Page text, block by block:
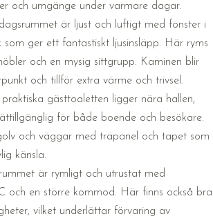
och umgänge under varmare dagar.
är ljust och luftigt med fönster i
som ger ett fantastiskt ljusinsläpp. Här ryms
och en mysig sittgrupp. Kaminen blir
och tillför extra värme och trivsel.
praktiska gästtoaletten ligger nära hallen,
för både boende och besökare.
och väggar med träpanel och tapet som
känsla.
är rymligt och utrustat med
och en större kommod. Här finns också bra
vilket underlättar förvaring av